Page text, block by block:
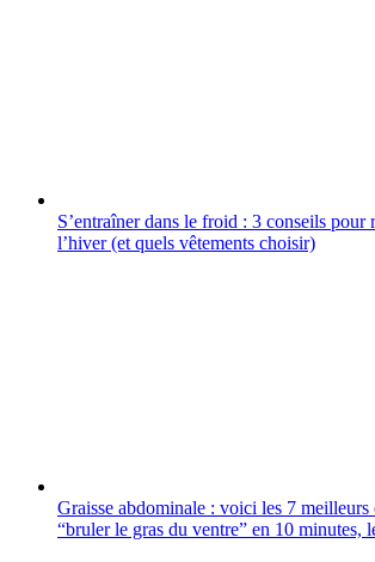
S’entraîner dans le froid : 3 conseils pour
l’hiver (et quels vêtements choisir)
Graisse abdominale : voici les 7 meilleurs
“bruler le gras du ventre” en 10 minutes,